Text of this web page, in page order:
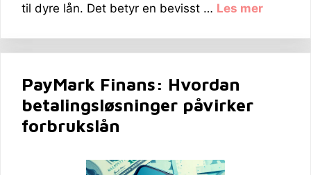
til dyre lån. Det betyr en bevisst … Les mer
PayMark Finans: Hvordan
betalingsløsninger påvirker
forbrukslån